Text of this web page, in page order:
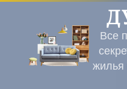
Перейти
контенту
Все
жилья